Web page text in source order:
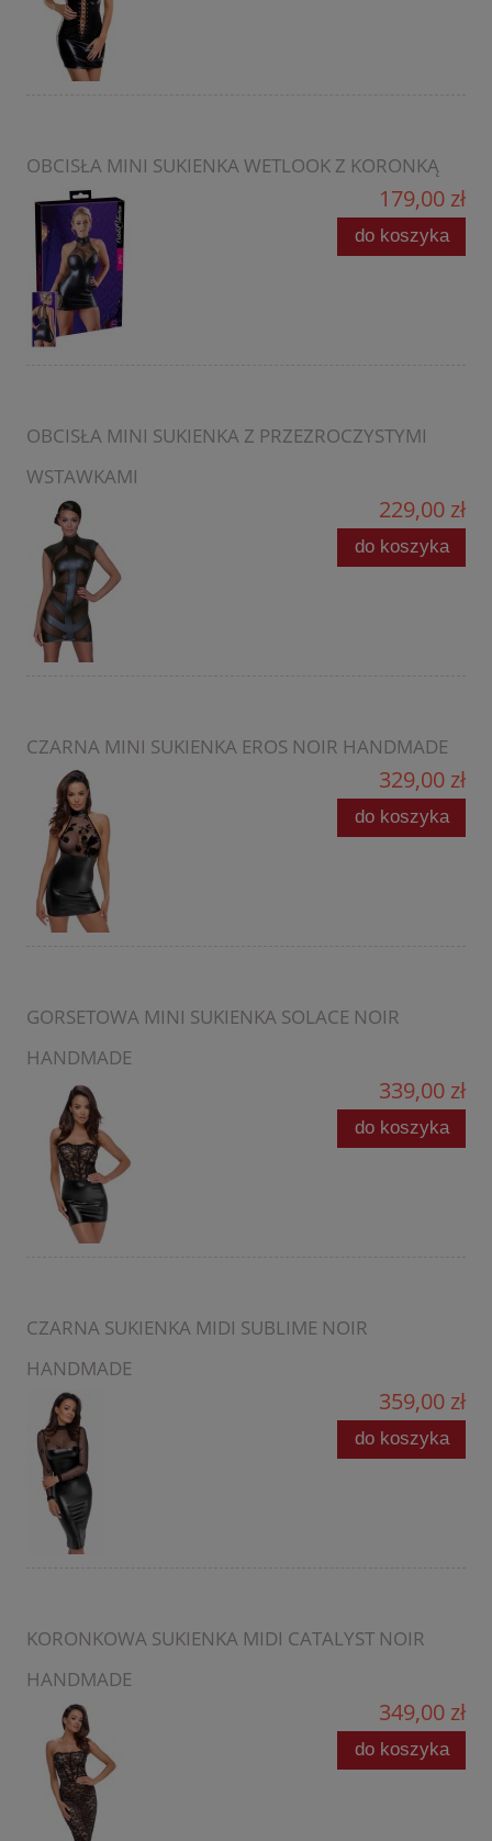
OBCISŁA MINI SUKIENKA WETLOOK Z KORONKĄ
179,00 zł
do koszyka
OBCISŁA MINI SUKIENKA Z PRZEZROCZYSTYMI
WSTAWKAMI
229,00 zł
do koszyka
CZARNA MINI SUKIENKA EROS NOIR HANDMADE
329,00 zł
do koszyka
GORSETOWA MINI SUKIENKA SOLACE NOIR
HANDMADE
339,00 zł
do koszyka
CZARNA SUKIENKA MIDI SUBLIME NOIR
HANDMADE
359,00 zł
do koszyka
KORONKOWA SUKIENKA MIDI CATALYST NOIR
HANDMADE
349,00 zł
do koszyka